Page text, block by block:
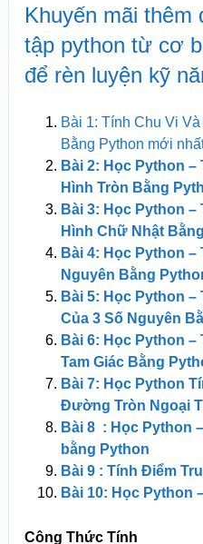
Khuyến mãi thêm
tập python từ cơ
để rèn luyện kỹ
Bài 1: Tính Chu Vi
Bằng Python mới
Bài 2: Học Python –
Hình Tròn Bằng
Bài 3: Học Python –
Hình Chữ Nhật
Bài 4: Học Python –
Nguyên Bằng
Bài 5: Học Python
Của 3 Số Nguyên
Bài 6: Học Python –
Tam Giác Bằng
Bài 7: Học Python
Đường Tròn Ngoại
Bài 8 : Học Python
bằng Python
Bài 9 : Tính Điểm
Bài 10: Học Python
Công Thức Tính